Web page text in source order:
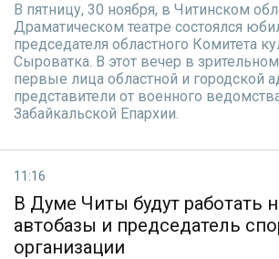
В пятницу, 30 ноября, в Читинском
Драматическом театре состоялся
председателя областного Комитета
Сыроватка. В этот вечер в
первые лица областной и городской
представители от военного
Забайкальской Епархии.
11:16
В Думе Читы будут работать
автобазы и председатель
организации